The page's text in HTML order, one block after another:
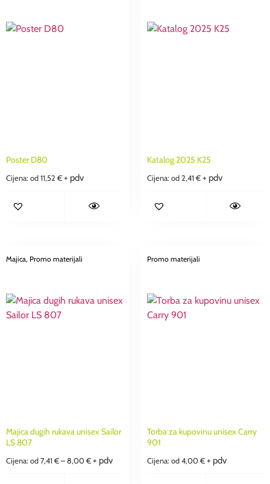
Poster D80
Cijena: od 11,52 € + pdv
Katalog 2025 K25
Cijena: od 2,41 € + pdv
Majica, Promo materijali
Majica dugih rukava unisex Sailor
LS 807
Cijena: od 7,41 € – 8,00 € + pdv
Promo materijali
Torba za kupovinu unisex Carry
901
Cijena: od 4,00 € + pdv